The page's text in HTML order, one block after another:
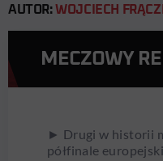
AUTOR: WOJCIECH
MECZOWY
► Drugi w historii
półfinale